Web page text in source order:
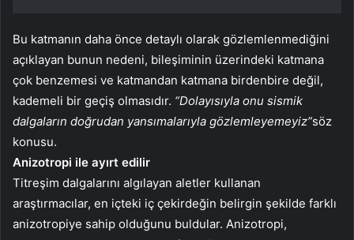
Bu katmanın daha önce detaylı olarak gözlemlenmediğini
açıklayan bunun nedeni, bileşiminin üzerindeki katmana
çok benzemesi ve katmandan katmana birdenbire değil,
kademeli bir geçiş olmasıdır. “Dolayısıyla onu sismik
dalgaların doğrudan yansımalarıyla gözlemleyemeyiz”söz
konusu.
Anizotropi ile ayırt edilir
Titreşim dalgalarını algılayan aletler kullanan
araştırmacılar, en içteki iç çekirdeğin belirgin şekilde farklı
anizotropiye sahip olduğunu buldular. Anizotropi,